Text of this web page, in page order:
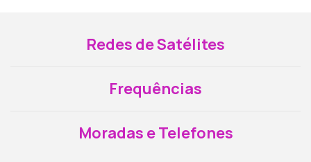
Redes de Satélites
Frequências
Moradas e Telefones